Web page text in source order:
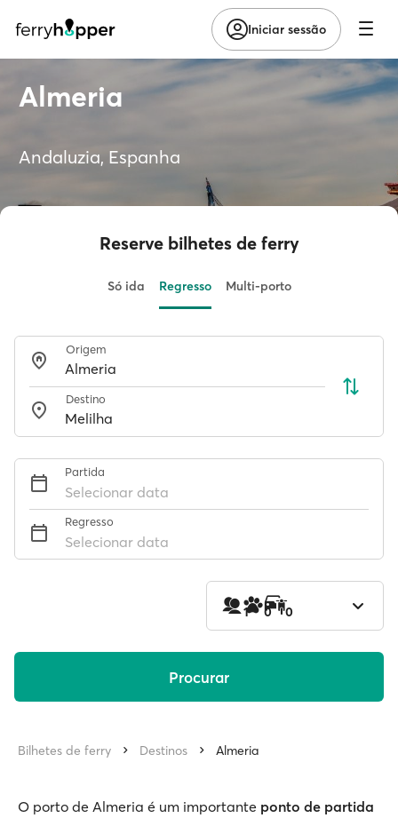
Iniciar sessão
Almeria
Andaluzia, Espanha
Reserve bilhetes de ferry
Só ida Regresso Multi-porto
Origem
Destino
Partida
Selecionar data
Regresso
Selecionar data
1 0 0
Procurar
Bilhetes de ferry Destinos Almeria
O porto de Almeria é um importante ponto de partida